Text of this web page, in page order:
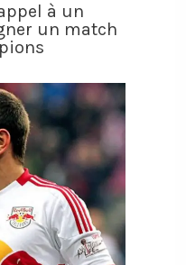
à un
un match